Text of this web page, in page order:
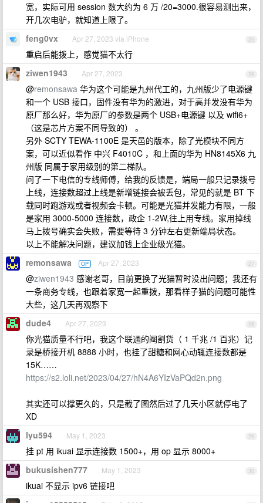
宽，实际可用 session 数大约为 6 万 /20=3000.很容易测出来，
开几次电驴，就知道上限了。
25
feng0vx Apr 27, 2023 via iPhone
重启后能拨上，感觉猫不太行
26
ziwen1943 Apr 27, 2023
@remonsawa 华为这个可能是九州代工的，九州版少了电源键
和一个 USB 接口，固件没有华为的激进，对于高并发没有华为
原厂那么好，华为原厂的参数是两个 USB+电源键 以及 wifi6+
（这是芯片方案不同导致的） 。
另外 SCTY TEWA-1100E 是天邑的版本，除了光模块不同方
案，可以近似看作 中兴 F4010C ，和上面的华为 HN8145X6 九
州版 同属于家用级别的第二梯队。
问了一下电信的专线师傅，给我的反馈是，端局一般只记录拨号
上线，连接数超过上线是新增链接会被丢包，常见的就是 BT 下
载同时跑游戏或者视频会卡顿。可能是光猫并发能力有限，一般
是家用 3000-5000 连接数，政企 1-2W,往上用专线。家用掉线
马上拨号确实会失败，需要等待 3 分钟左右更新端局状态。
以上不能解决问题，建议加钱上企业级光猫。
27
remonsawa OP Apr 27, 2023
@ziwen1943 感谢老哥，目前更换了光猫暂时没出问题；我还有
一条商务专线，也跟着家宽一起重拨，那看样子猫的问题可能性
大些，这几天再观察下
28
dude4 Apr 27, 2023
你光猫质量不行吧，我这个联通的阉割货（ 1 千兆 /1 百兆）记
录是桥接开机 8888 小时，也挂了甜糖和网心动辄连接数都是
15K……
https://s2.loli.net/2023/04/27/hN4A6YIzVaPQd2n.png
其实还可以撑更久的，只是截了图然后过了几天小区就停电了
XD
29
lyu594 May 1, 2023
挂 pt 用 ikuai 显示连接数 1500+，用 op 显示 8000+
30
bukusishen777 May 1, 2023
ikuai 不显示 ipv6 链接吧